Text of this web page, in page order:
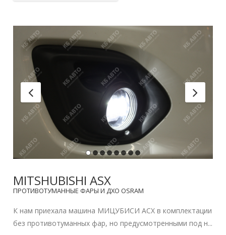
MITSHUBISHI ASX
ПРОТИВОТУМАННЫЕ ФАРЫ И ДХО OSRAM
К нам приехала машина МИЦУБИСИ АСХ в комплектации
без противотуманных фар, но предусмотренными под н...